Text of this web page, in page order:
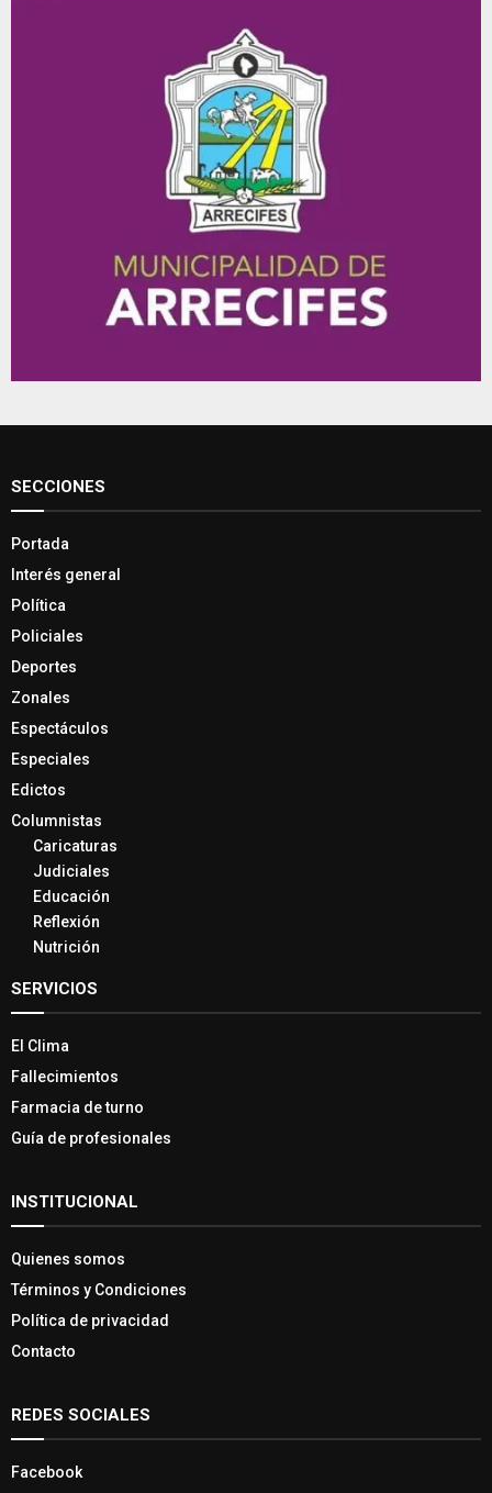
SECCIONES
Portada
Interés general
Política
Policiales
Deportes
Zonales
Espectáculos
Especiales
Edictos
Columnistas
Caricaturas
Judiciales
Educación
Reflexión
Nutrición
SERVICIOS
El Clima
Fallecimientos
Farmacia de turno
Guía de profesionales
INSTITUCIONAL
Quienes somos
Términos y Condiciones
Política de privacidad
Contacto
REDES SOCIALES
Facebook